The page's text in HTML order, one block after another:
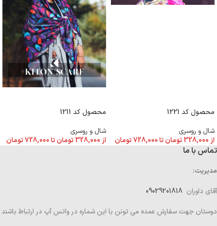
محصول کد 1221
شال و روسری
از328,000تومانتا728,000تومان
محصول کد 1211
شال و روسری
از328,000تومانتا728,000تومان
تماس با ما
مدیریت:
آقای داوران
دوستان جهت سفارش عمده می تونن با این شماره در واتس آپ در ارتباط باشند